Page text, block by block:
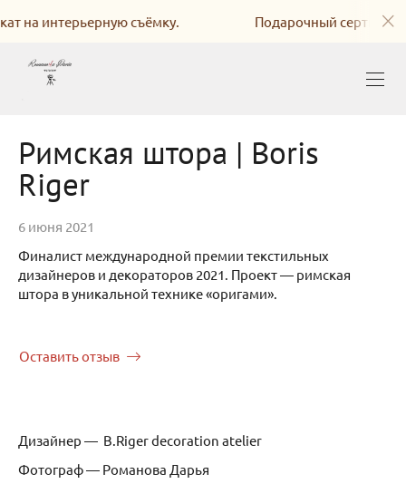
съёмку. Подарочный сертификат на
Римская штора | Boris
Riger
6 июня 2021
Финалист международной премии текстильных
дизайнеров и декораторов 2021. Проект — римская
штора в уникальной технике «оригами».
Оставить отзыв
Дизайнер — B.Riger decoration atelier
Фотограф — Романова Дарья